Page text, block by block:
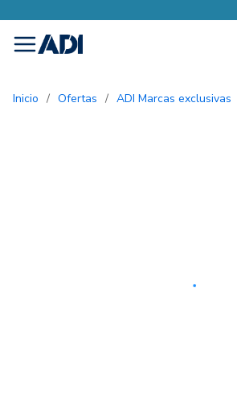
menu
Inicio / Ofertas / ADI Marcas exclusivas